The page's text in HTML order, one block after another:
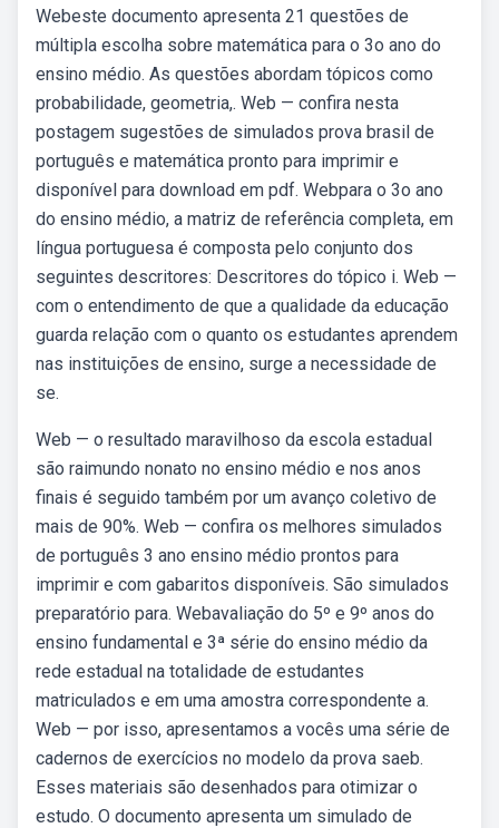
Webeste documento apresenta 21 questões de
múltipla escolha sobre matemática para o 3o ano do
ensino médio. As questões abordam tópicos como
probabilidade, geometria,. Web — confira nesta
postagem sugestões de simulados prova brasil de
português e matemática pronto para imprimir e
disponível para download em pdf. Webpara o 3o ano
do ensino médio, a matriz de referência completa, em
língua portuguesa é composta pelo conjunto dos
seguintes descritores: Descritores do tópico i. Web —
com o entendimento de que a qualidade da educação
guarda relação com o quanto os estudantes aprendem
nas instituições de ensino, surge a necessidade de
se.
Web — o resultado maravilhoso da escola estadual
são raimundo nonato no ensino médio e nos anos
finais é seguido também por um avanço coletivo de
mais de 90%. Web — confira os melhores simulados
de português 3 ano ensino médio prontos para
imprimir e com gabaritos disponíveis. São simulados
preparatório para. Webavaliação do 5º e 9º anos do
ensino fundamental e 3ª série do ensino médio da
rede estadual na totalidade de estudantes
matriculados e em uma amostra correspondente a.
Web — por isso, apresentamos a vocês uma série de
cadernos de exercícios no modelo da prova saeb.
Esses materiais são desenhados para otimizar o
estudo. O documento apresenta um simulado de